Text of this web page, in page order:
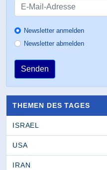
Newsletter anmelden
Newsletter abmelden
Senden
THEMEN DES TAGES
ISRAEL
USA
IRAN